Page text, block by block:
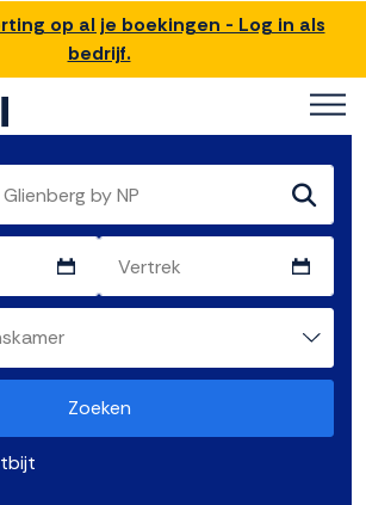
op al je boekingen - Log in als
bedrijf.
Zoeken